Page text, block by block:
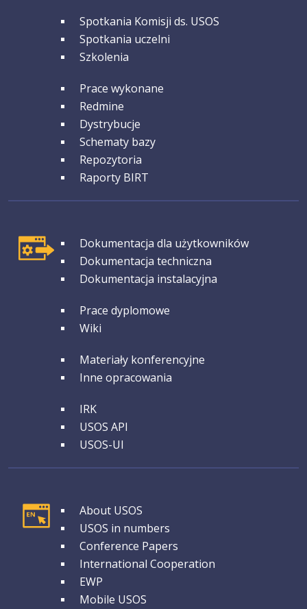
GRUPA 2Spotkania Komisji ds. USOS
Spotkania uczelni
Szkolenia
GRUPA 3Prace wykonane
Redmine
Dystrybucje
Schematy bazy
Repozytoria
Raporty BIRT
GRUPA 1Dokumentacja dla użytkowników
Dokumentacja techniczna
Dokumentacja instalacyjna
GRUPA 2Prace dyplomowe
Wiki
GRUPA 3Materiały konferencyjne
Inne opracowania
GRUPA 4
IRK
USOS API
USOS-UI
GRUPA 1About USOS
USOS in numbers
Conference Papers
International Cooperation
EWP
Mobile USOS